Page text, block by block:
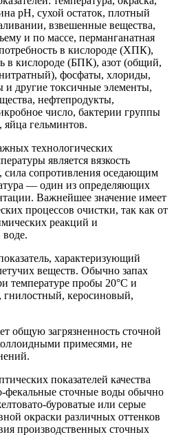
рН, сухой остаток, плотный
взвешенные вещества,
и по массе, перманганатная
в кислороде (ХПК),
в кислороде (БПК), азот (общий,
фосфаты, хлориды,
и другие токсичные элементы,
нефтепродукты,
число, бактерии группы
гельминтов.
технологических
является вязкость
сила сопротивления оседающим
— один из определяющих
Важнейшее значение имеет
процессов очистки, так как от
реакций и
воде.
характеризующий
веществ. Обычно запах
температуре пробы 20°С и
керосиновый,
общую загрязненность сточной
примесями, не
показателей качества
фекальные сточные воды обычно
буроватые или серые
окраски различных оттенков
производственных сточных